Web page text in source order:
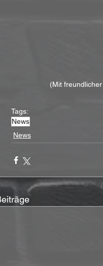
(Mit
Tags:
News
News